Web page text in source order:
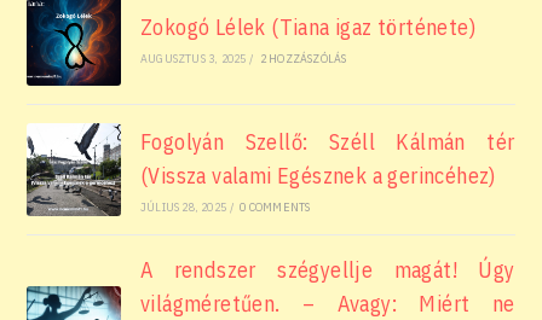
Zokogó Lélek (Tiana igaz története)
AUGUSZTUS 3, 2025 / 2 HOZZÁSZÓLÁS
Fogolyán Szellő: Széll Kálmán tér
(Vissza valami Egésznek a gerincéhez)
JÚLIUS 28, 2025 / 0 COMMENTS
A rendszer szégyellje magát! Úgy
világméretűen. – Avagy: Miért ne